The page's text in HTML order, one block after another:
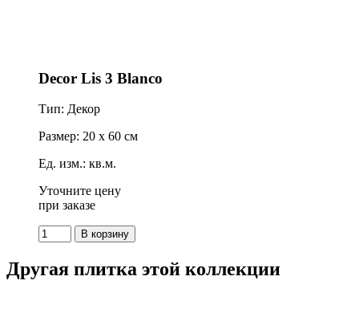
Decor Lis 3 Blanco
Тип: Декор
Размер: 20 x 60 см
Ед. изм.: кв.м.
Уточните цену
при заказе
Другая плитка этой коллекции